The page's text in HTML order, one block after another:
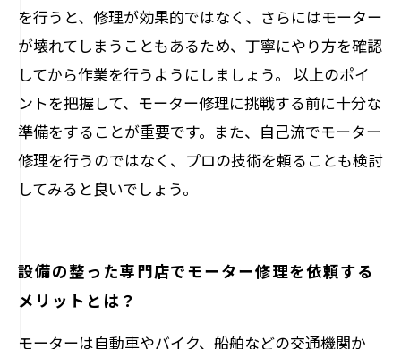
を行うと、修理が効果的ではなく、さらにはモーター
が壊れてしまうこともあるため、丁寧にやり方を確認
してから作業を行うようにしましょう。 以上のポイ
ントを把握して、モーター修理に挑戦する前に十分な
準備をすることが重要です。また、自己流でモーター
修理を行うのではなく、プロの技術を頼ることも検討
してみると良いでしょう。
設備の整った専門店でモーター修理を依頼する
メリットとは？
モーターは自動車やバイク、船舶などの交通機関か